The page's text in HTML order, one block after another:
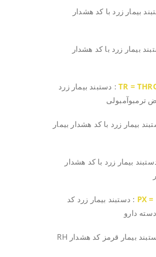
بیمار زرد با کد هشدار
بیمار زرد با کد هشدار
TR = : دستبند بیمار زرد
ترمبوآمبولی
بیمار زرد با کد هشدار بیمار
بیمار زرد با کد هشدار
PX : دستبند بیمار زرد کد
دارو
: دستبند بیمار قرمز کد هشدار RH